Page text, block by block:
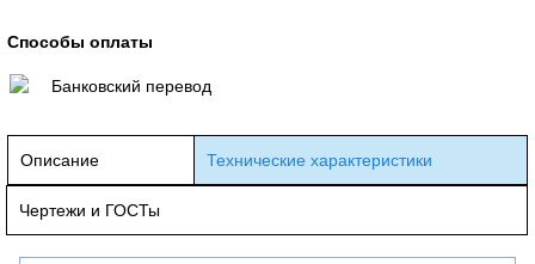
Способы оплаты
Банковский перевод
Описание Технические характеристики
Чертежи и ГОСТы